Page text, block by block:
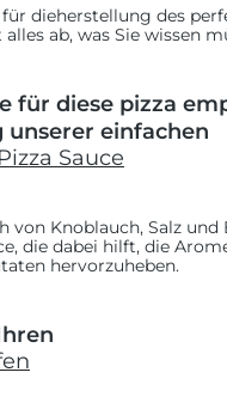
dieherstellung des
ab, was Sie wissen
für diese pizza
einfachen
Sauce
von Knoblauch, Salz
die dabei hilft, die
hervorzuheben.